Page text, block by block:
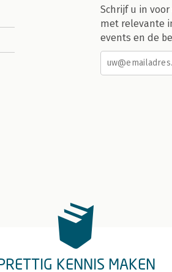
Schrijf u in
met relevante
events en de
KENNIS MAKEN